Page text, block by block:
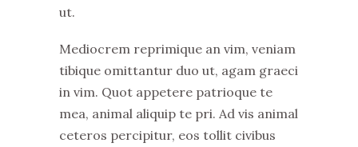
ut.
Mediocrem reprimique an vim, veniam
tibique omittantur duo ut, agam graeci
in vim. Quot appetere patrioque te
mea, animal aliquip te pri. Ad vis animal
ceteros percipitur, eos tollit civibus